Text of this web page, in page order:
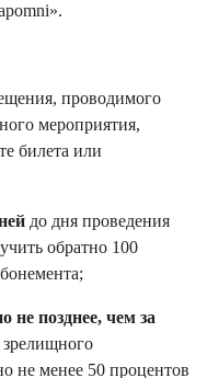
проводимого
мероприятия,
билета или
до дня проведения
обратно 100
не позднее, чем за
зрелищного
не менее 50 процентов